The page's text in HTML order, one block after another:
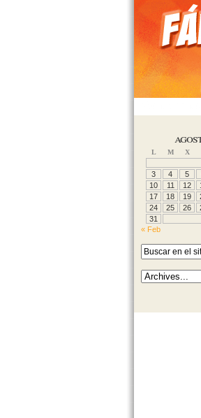
L M X
3
4 5
10
11 12
17
18 19
24
25 26
31
« Feb